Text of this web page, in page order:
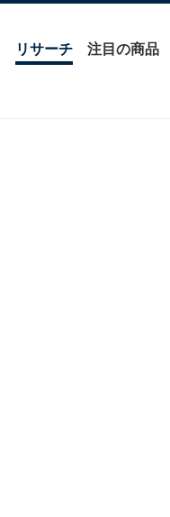
リサーチ 注目の商品